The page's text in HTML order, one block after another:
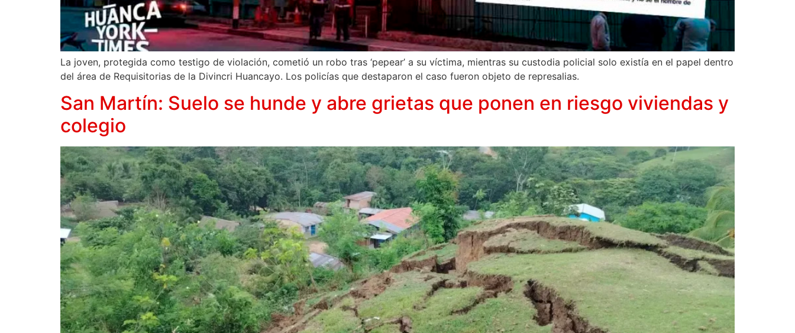
La joven, protegida como testigo de violación, cometió un robo tras ‘pepear’ a su víctima, mientras su custodia policial solo existía en el papel dentro
del área de Requisitorias de la Divincri Huancayo. Los policías que destaparon el caso fueron objeto de represalias.
San Martín: Suelo se hunde y abre grietas que ponen en riesgo viviendas y
colegio